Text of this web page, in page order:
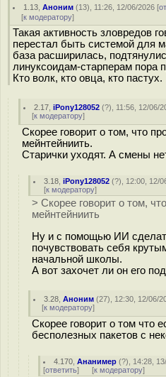
1.13 ,Аноним (13), 11:26, 12/06/2026 [
[к модератору]
Такая активность зловредов
перестал быть системой для
база расширилась,
линуксоидам-старперам пора
Кто волк, кто овца, кто пастух.
2.17 ,iPony128052 (?), 11:56, 12/06/
[к модератору]
Скорее говорит о том, что
мейнтейниить.
Старички уходят. А смены
3.18 ,iPony128052 (?), 12:00, 12/
[к модератору]
> Скорее говорит о том,
мейнтейниить
Ну и с помощью ИИ
почувствовать себя
начальной школы.
А вот захочет ли он его
3.28 ,Аноним (27), 12:30, 12/06/
[к модератору]
Скорее говорит о том что
бесполезных пакетов с
4.170 ,Ананимер (?), 14:28,
[ответить] [к модератору]